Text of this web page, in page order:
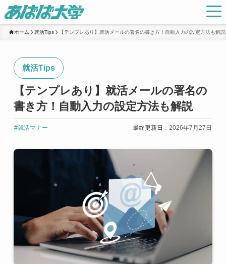
ホーム 就活Tips 【テンプレあり】就活メールの署名の書き方！自動入力の設定方法も解説
就活Tips
【テンプレあり】就活メールの署名の
書き方！自動入力の設定方法も解説
#就活マナー 最終更新日：2026年7月27日